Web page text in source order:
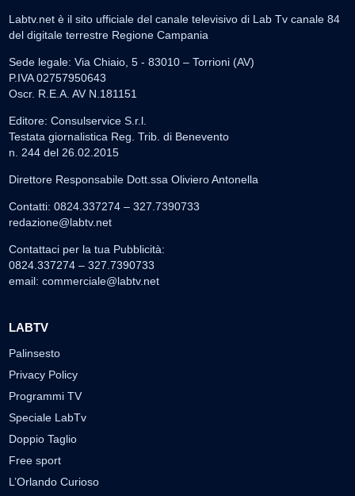
Labtv.net è il sito ufficiale del canale televisivo di Lab Tv canale 84
del digitale terrestre Regione Campania
Sede legale: Via Chiaio, 5 - 83010 – Torrioni (AV)
P.IVA 02757950643
Oscr. R.E.A. AV N.181151
Editore: Consulservice S.r.l.
Testata giornalistica Reg. Trib. di Benevento
n. 244 del 26.02.2015
Direttore Responsabile Dott.ssa Oliviero Antonella
Contatti: 0824.337274 – 327.7390733
redazione@labtv.net
Contattaci per la tua Pubblicità:
0824.337274 – 327.7390733
email: commerciale@labtv.net
LABTV
Palinsesto
Privacy Policy
Programmi TV
Speciale LabTv
Doppio Taglio
Free sport
L’Orlando Curioso